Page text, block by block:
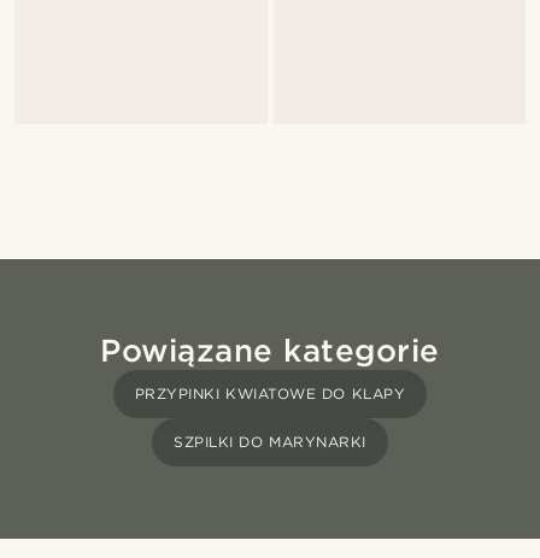
Powiązane kategorie
PRZYPINKI KWIATOWE DO KLAPY
SZPILKI DO MARYNARKI